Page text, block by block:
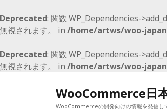
Deprecated: 関数 WP_Dependencies-
無視されます。 in /home/artws/woo-
Deprecated: 関数 WP_Dependencies-
無視されます。 in /home/artws/woo-
WooCommerce日
WooCommerceの開発向けの情報を発信し